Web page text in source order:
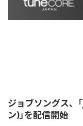
ジョブソングス、「عبر النار (アラビア語バージョ
ン)」を配信開始